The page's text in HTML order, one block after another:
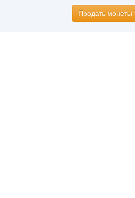
Продать монеты